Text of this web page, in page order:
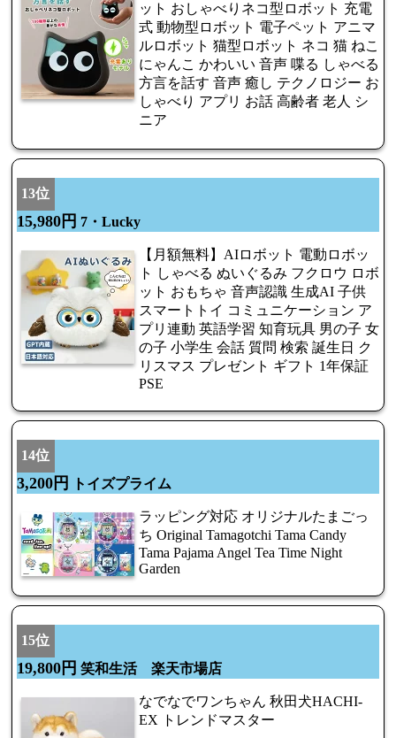
ット おしゃべりネコ型ロボット 充電
式 動物型ロボット 電子ペット アニマ
ルロボット 猫型ロボット ネコ 猫 ねこ
にゃんこ かわいい 音声 喋る しゃべる
方言を話す 音声 癒し テクノロジー お
しゃべり アプリ お話 高齢者 老人 シ
ニア
13位
15,980円 7・Lucky
【月額無料】AIロボット 電動ロボッ
ト しゃべる ぬいぐるみ フクロウ ロボ
ット おもちゃ 音声認識 生成AI 子供
スマートトイ コミュニケーション ア
プリ連動 英語学習 知育玩具 男の子 女
の子 小学生 会話 質問 検索 誕生日 ク
リスマス プレゼント ギフト 1年保証
PSE
14位
3,200円 トイズプライム
ラッピング対応 オリジナルたまごっ
ち Original Tamagotchi Tama Candy
Tama Pajama Angel Tea Time Night
Garden
15位
19,800円 笑和生活 楽天市場店
なでなでワンちゃん 秋田犬HACHI-
EX トレンドマスター